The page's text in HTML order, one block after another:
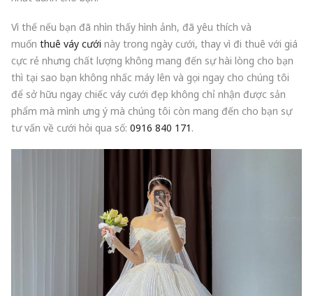
Vì thế nếu bạn đã nhìn thấy hình ảnh, đã yêu thích và
muốn thuê váy cưới này trong ngày cưới, thay vì đi thuê với giá
cực rẻ nhưng chất lượng không mang đến sự hài lòng cho bạn
thì tại sao bạn không nhấc máy lên và gọi ngay cho chúng tôi
để sở hữu ngay chiếc váy cưới đẹp không chỉ nhận được sản
phẩm mà mình ưng ý mà chúng tôi còn mang đến cho bạn sự
tư vấn về cưới hỏi qua số: 0916 840 171 .